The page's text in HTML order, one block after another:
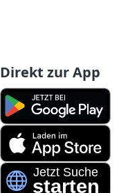
Direkt zur App